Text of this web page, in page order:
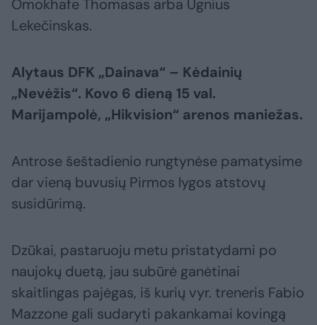
Omokhafe Thomasas arba Ugnius
Lekečinskas.
Alytaus DFK „Dainava“ – Kėdainių
„Nevėžis“. Kovo 6 dieną 15 val.
Marijampolė, „Hikvision“ arenos maniežas.
Antrose šeštadienio rungtynėse pamatysime
dar vieną buvusių Pirmos lygos atstovų
susidūrimą.
Dzūkai, pastaruoju metu pristatydami po
naujokų duetą, jau subūrė ganėtinai
skaitlingas pajėgas, iš kurių vyr. treneris Fabio
Mazzone gali sudaryti pakankamai kovingą